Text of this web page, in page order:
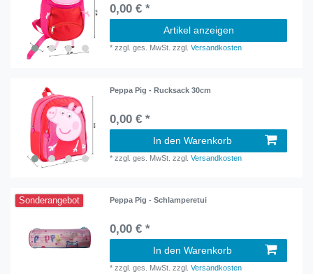
0,00 € *
Artikel anzeigen
*zzgl. ges. MwSt. zzgl.Versandkosten
Peppa Pig - Rucksack 30cm
0,00 € *
In den Warenkorb
*zzgl. ges. MwSt. zzgl.Versandkosten
Sonderangebot Peppa Pig - Schlamperetui
0,00 € *
In den Warenkorb
*zzgl. ges. MwSt. zzgl.Versandkosten